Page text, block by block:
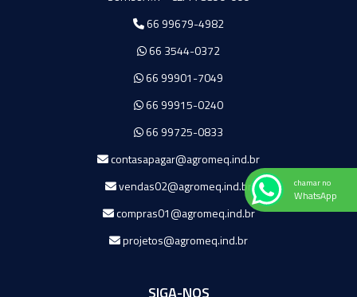
66 99679-4982
66 3544-0372
66 99901-7049
66 99915-0240
66 99725-0833
contasapagar@agromeq.ind.br
vendas02@agromeq.ind.br
compras01@agromeq.ind.br
projetos@agromeq.ind.br
chamar no
WhatsApp